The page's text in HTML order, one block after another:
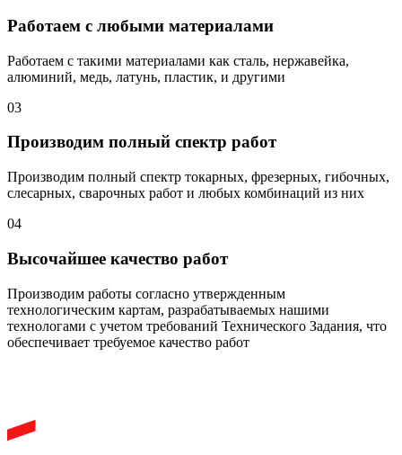
Работаем с любыми материалами
Работаем с такими материалами как сталь, нержавейка,
алюминий, медь, латунь, пластик, и другими
03
Производим полный спектр работ
Производим полный спектр токарных, фрезерных, гибочных,
слесарных, сварочных работ и любых комбинаций из них
04
Высочайшее качество работ
Производим работы согласно утвержденным
технологическим картам, разрабатываемых нашими
технологами с учетом требований Технического Задания, что
обеспечивает требуемое качество работ